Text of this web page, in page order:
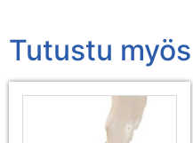
Tutustu myös